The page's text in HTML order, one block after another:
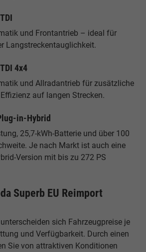
und Frontantrieb – ideal für
Langstreckentauglichkeit.
4x4
und Allradantrieb für zusätzliche
auf langen Strecken.
in-Hybrid
25,7-kWh-Batterie und über 100
Je nach Markt ist auch eine
Version mit bis zu 272 PS
Superb EU Reimport
sich Fahrzeugpreise je
und Verfügbarkeit. Durch einen
Sie von attraktiven Konditionen